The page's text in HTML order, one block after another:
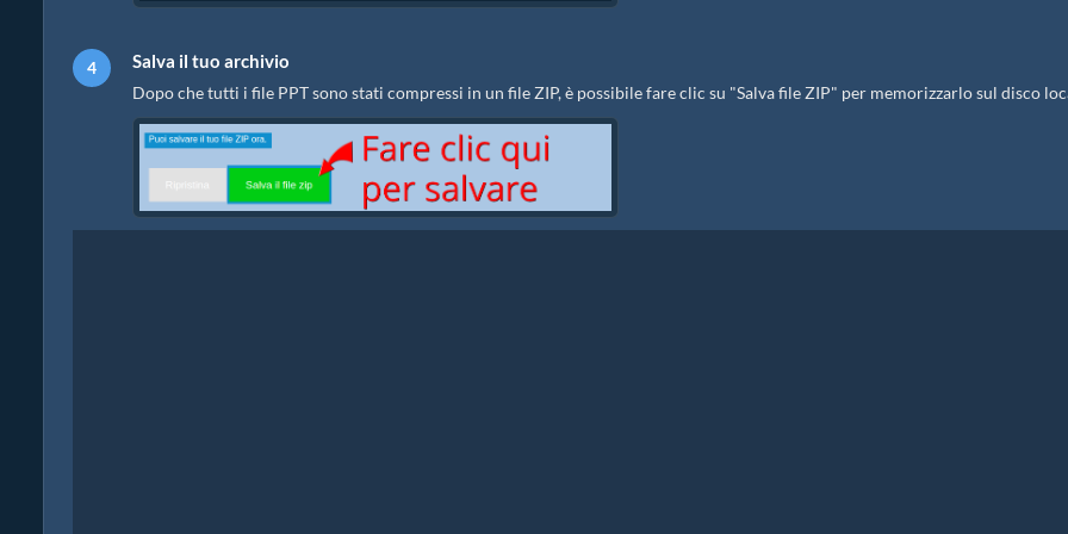
Salva il tuo archivio
Dopo che tutti i file PPT sono stati compressi in un file ZIP, è possibile fare clic su "Salva file ZIP" per memorizzarlo sul disco